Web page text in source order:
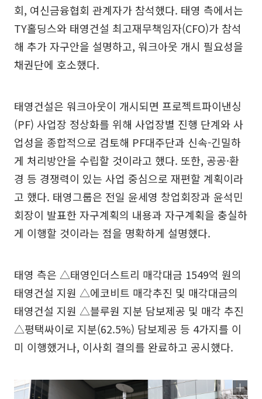
회, 여신금융협회 관계자가 참석했다. 태영 측에서는
TY홀딩스와 태영건설 최고재무책임자(CFO)가 참석
해 추가 자구안을 설명하고, 워크아웃 개시 필요성을
채권단에 호소했다.
태영건설은 워크아웃이 개시되면 프로젝트파이낸싱
(PF) 사업장 정상화를 위해 사업장별 진행 단계와 사
업성을 종합적으로 검토해 PF대주단과 신속-긴밀하
게 처리방안을 수립할 것이라고 했다. 또한, 공공·환
경 등 경쟁력이 있는 사업 중심으로 재편할 계획이라
고 했다. 태영그룹은 전일 윤세영 창업회장과 윤석민
회장이 발표한 자구계획의 내용과 자구계획을 충실하
게 이행할 것이라는 점을 명확하게 설명했다.
태영 측은 △태영인더스트리 매각대금 1549억 원의
태영건설 지원 △에코비트 매각추진 및 매각대금의
태영건설 지원 △블루원 지분 담보제공 및 매각 추진
△평택싸이로 지분(62.5%) 담보제공 등 4가지를 이
미 이행했거나, 이사회 결의를 완료하고 공시했다.